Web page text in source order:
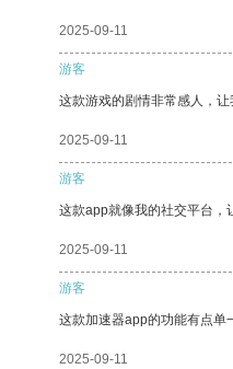
2025-09-11
游客
这款游戏的剧情非常感人，让
2025-09-11
游客
这款app就像我的社交平台，
2025-09-11
游客
这款加速器app的功能有点单
2025-09-11